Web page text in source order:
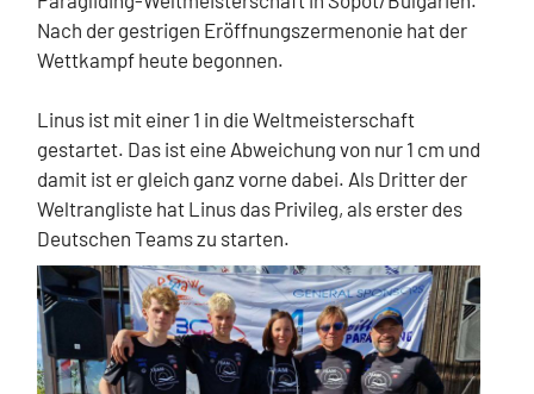
Nach der gestrigen Eröffnungszermenonie hat der
Wettkampf heute begonnen.
Linus ist mit einer 1 in die Weltmeisterschaft
gestartet. Das ist eine Abweichung von nur 1 cm und
damit ist er gleich ganz vorne dabei. Als Dritter der
Weltrangliste hat Linus das Privileg, als erster des
Deutschen Teams zu starten.